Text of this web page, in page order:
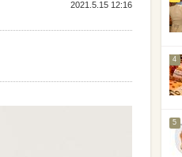
2021.5.15 12:16
4
5